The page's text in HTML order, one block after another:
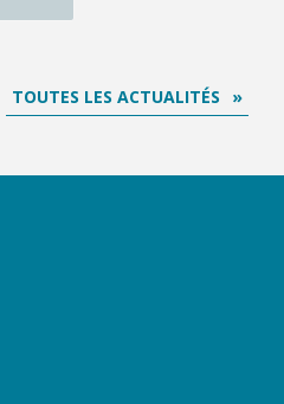
TOUTES LES ACTUALITÉS